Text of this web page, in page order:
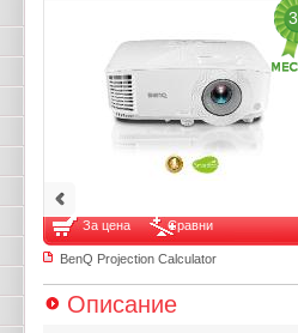
За цена Сравни
BenQ Projection Calculator
Описание